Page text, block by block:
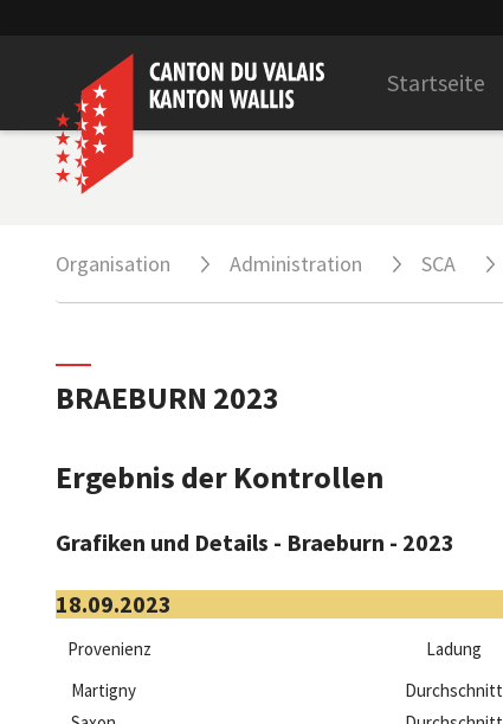
Startseite
Organisation Administration SCA
BRAEBURN 2023
Ergebnis der Kontrollen
Grafiken und Details - Braeburn - 2023
18.09.2023
Provenienz Ladung
Martigny
Durchschnitt